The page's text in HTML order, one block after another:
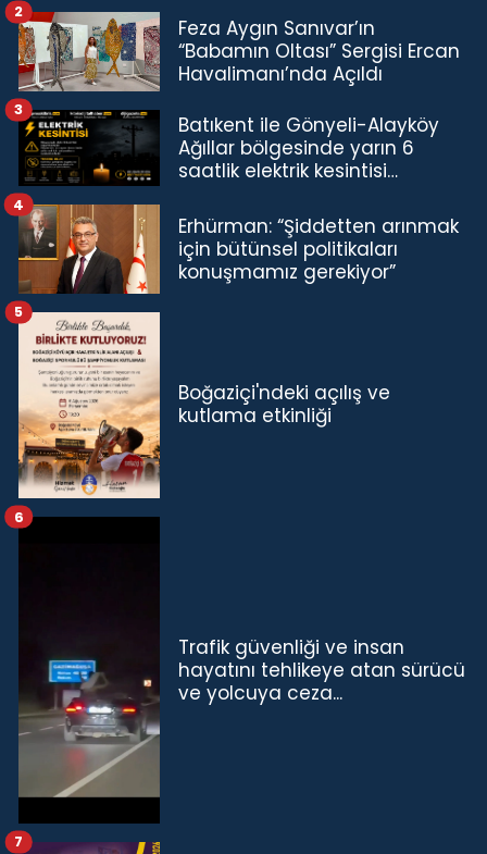
Feza Aygın Sanıvar’ın
“Babamın Oltası” Sergisi Ercan
Havalimanı’nda Açıldı
2
Batıkent ile Gönyeli-Alayköy
Ağıllar bölgesinde yarın 6
saatlik elektrik kesintisi…
3
Erhürman: “Şiddetten arınmak
için bütünsel politikaları
konuşmamız gerekiyor”
4
Boğaziçi'ndeki açılış ve
kutlama etkinliği
5
Trafik güvenliği ve insan
hayatını tehlikeye atan sürücü
ve yolcuya ceza...
6
7